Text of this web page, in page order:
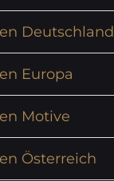
Deutschland
Europa
Motive
Österreich